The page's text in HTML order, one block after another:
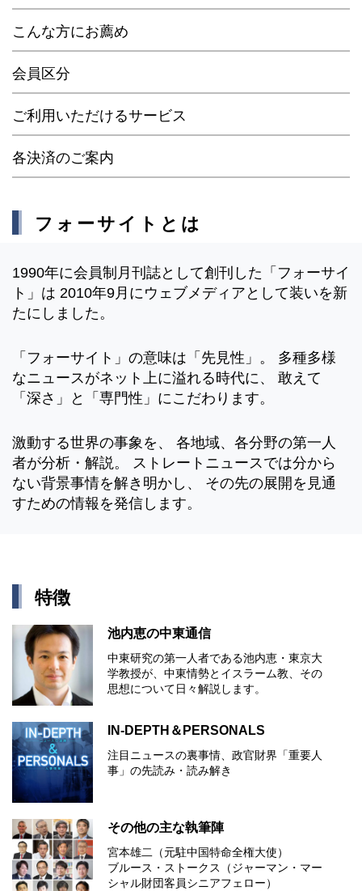
こんな方にお薦め
会員区分
ご利用いただけるサービス
各決済のご案内
フォーサイトとは
1990年に会員制月刊誌として創刊した「フォーサイ
ト」は 2010年9月にウェブメディアとして装いを新
たにしました。
「フォーサイト」の意味は「先見性」。 多種多様
なニュースがネット上に溢れる時代に、 敢えて
「深さ」と「専門性」にこだわります。
激動する世界の事象を、 各地域、各分野の第一人
者が分析・解説。 ストレートニュースでは分から
ない背景事情を解き明かし、 その先の展開を見通
すための情報を発信します。
特徴
池内恵の中東通信
中東研究の第⼀⼈者である池内恵・東京⼤
学教授が、中東情勢とイスラーム教、その
思想について⽇々解説します。
IN-DEPTH＆PERSONALS
注目ニュースの裏事情、政官財界「重要人
事」の先読み・読み解き
その他の主な執筆陣
宮本雄二（元駐中国特命全権大使）
ブルース・ストークス（ジャーマン・マー
シャル財団客員シニアフェロー）